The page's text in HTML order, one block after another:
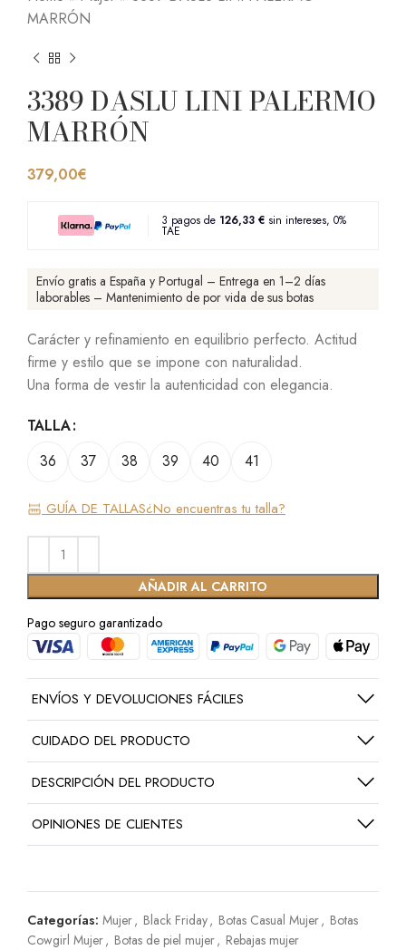
MARRÓN
3389 DASLU LINI PALERMO
MARRÓN
379,00€
3 pagos de 126,33 €sin intereses, 0%
TAE
Envío gratis a España y Portugal – Entrega en 1–2 días
laborables – Mantenimiento de por vida de sus botas
Carácter y refinamiento en equilibrio perfecto. Actitud
firme y estilo que se impone con naturalidad.
Una forma de vestir la autenticidad con elegancia.
TALLA
36
37 38 39 40 41
GUÍA DE TALLAS¿No encuentras tu talla?
AÑADIR AL CARRITO
Pago seguro garantizado
ENVÍOS Y DEVOLUCIONES FÁCILES
CUIDADO DEL PRODUCTO
DESCRIPCIÓN DEL PRODUCTO
OPINIONES DE CLIENTES
Categorías: Mujer, Black Friday, Botas Casual Mujer, Botas
Cowgirl Mujer, Botas de piel mujer, Rebajas mujer